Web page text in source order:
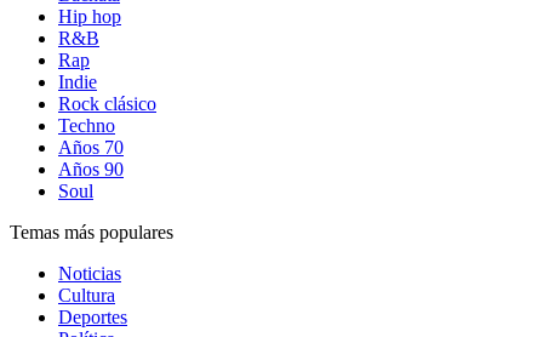
Hip hop
R&B
Rap
Indie
Rock clásico
Techno
Años 70
Años 90
Soul
Temas más populares
Noticias
Cultura
Deportes